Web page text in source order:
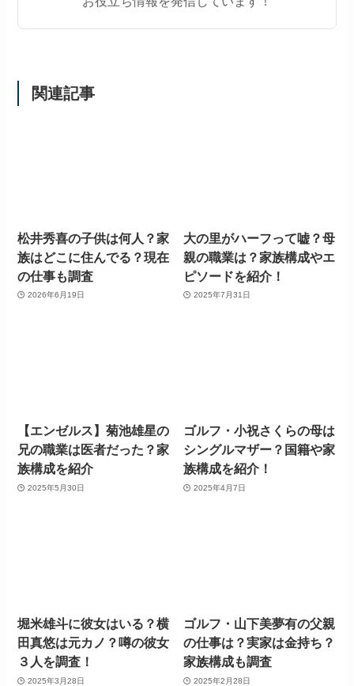
関連記事
松井秀喜の子供は何人？家
族はどこに住んでる？現在
の仕事も調査
2026年6月19日
大の里がハーフって嘘？母
親の職業は？家族構成やエ
ピソードを紹介！
2025年7月31日
【エンゼルス】菊池雄星の
兄の職業は医者だった？家
族構成を紹介
2025年5月30日
ゴルフ・小祝さくらの母は
シングルマザー？国籍や家
族構成を紹介！
2025年4月7日
堀米雄斗に彼女はいる？横
田真悠は元カノ？噂の彼女
３人を調査！
2025年3月28日
ゴルフ・山下美夢有の父親
の仕事は？実家は金持ち？
家族構成も調査
2025年2月28日